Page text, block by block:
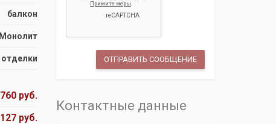
балкон
Монолит
отделки
руб.
руб.
Контактные данные